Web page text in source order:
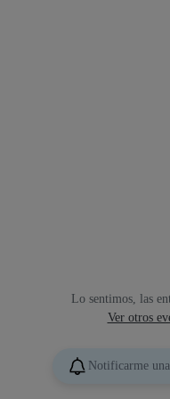
Lo sentimos, las
Ver otros
Notificarme